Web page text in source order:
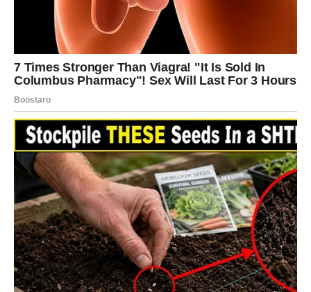
Škorpije očekuje niz pozitivnih događaja koji će ih
iznenaditi. Jedna prilika koja dolazi iznenada mogla bi
otvoriti vrata ka nečemu veoma važnom.
Ovo je vrijeme kada treba vjerovati svojim instinktima.
STRIJELAC
Strijelac ulazi u sedmicu koja bi mogla biti jedna od
najljepših ove godine. Zvijezde vam donose uspjeh,
sreću i događaje koji popravljaju raspoloženje iz dana u
dan.
Mnogi pripadnici ovog znaka osjetiće da im se život
razvija tačno onako kako su priželjkivali.